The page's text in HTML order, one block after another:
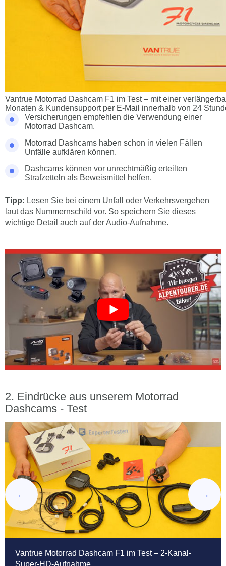
Vantrue Motorrad Dashcam F1 im Test – mit einer
Monaten & Kundensupport per E-Mail innerhalb von 24
Versicherungen empfehlen die Verwendung einer
Motorrad Dashcam.
Motorrad Dashcams haben schon in vielen Fällen
Unfälle aufklären können.
Dashcams können vor unrechtmäßig erteilten
Strafzetteln als Beweismittel helfen.
Tipp: Lesen Sie bei einem Unfall oder Verkehrsvergehen
laut das Nummernschild vor. So speichern Sie dieses
wichtige Detail auch auf der Audio-Aufnahme.
Eindrücke aus unserem Motorrad
Dashcams - Test
Vantrue Motorrad Dashcam F1 im Test – 2-Kanal-
Super-HD-Aufnahme